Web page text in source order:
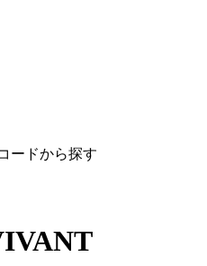
ードから探す